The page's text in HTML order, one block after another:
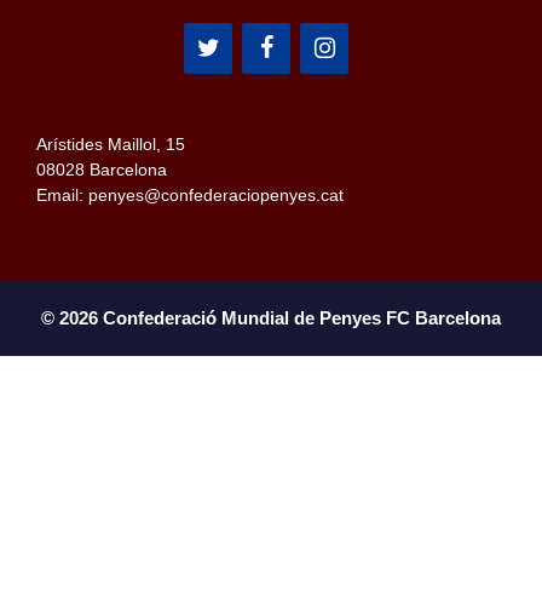
Arístides Maillol, 15
08028 Barcelona
Email: penyes@confederaciopenyes.cat
© 2026 Confederació Mundial de Penyes FC Barcelona